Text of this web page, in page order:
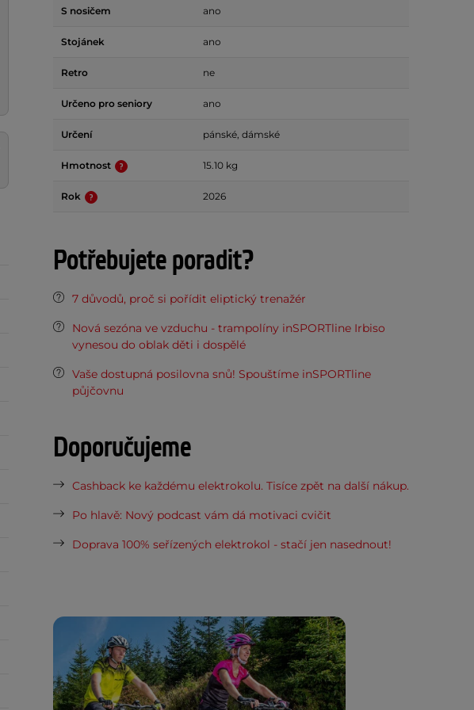
S nosičem ano
Stojánek ano
Retro ne
Určeno pro seniory ano
Určení pánské, dámské
Hmotnost 15.10 kg
Rok 2026
Potřebujete poradit?
7 důvodů, proč si pořídit eliptický trenažér
Nová sezóna ve vzduchu - trampolíny inSPORTline Irbiso
vynesou do oblak děti i dospělé
Vaše dostupná posilovna snů! Spouštíme inSPORTline
půjčovnu
Doporučujeme
Cashback ke každému elektrokolu. Tisíce zpět na další nákup.
Po hlavě: Nový podcast vám dá motivaci cvičit
Doprava 100% seřízených elektrokol - stačí jen nasednout!